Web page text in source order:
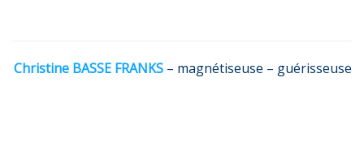
Christine BASSE FRANKS – magnétiseuse – guérisseuse